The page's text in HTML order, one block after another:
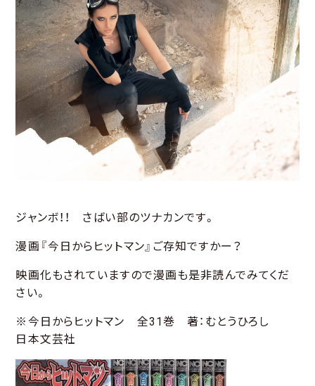
ジャンボ！！ さばい部のツナカンです。
漫画『今日からヒットマン』ご存知ですかー？
映画化もされていますので漫画も是非読んでみてくだ
さい。
※今日からヒットマン 全31巻 著：むとうひろし
日本文芸社